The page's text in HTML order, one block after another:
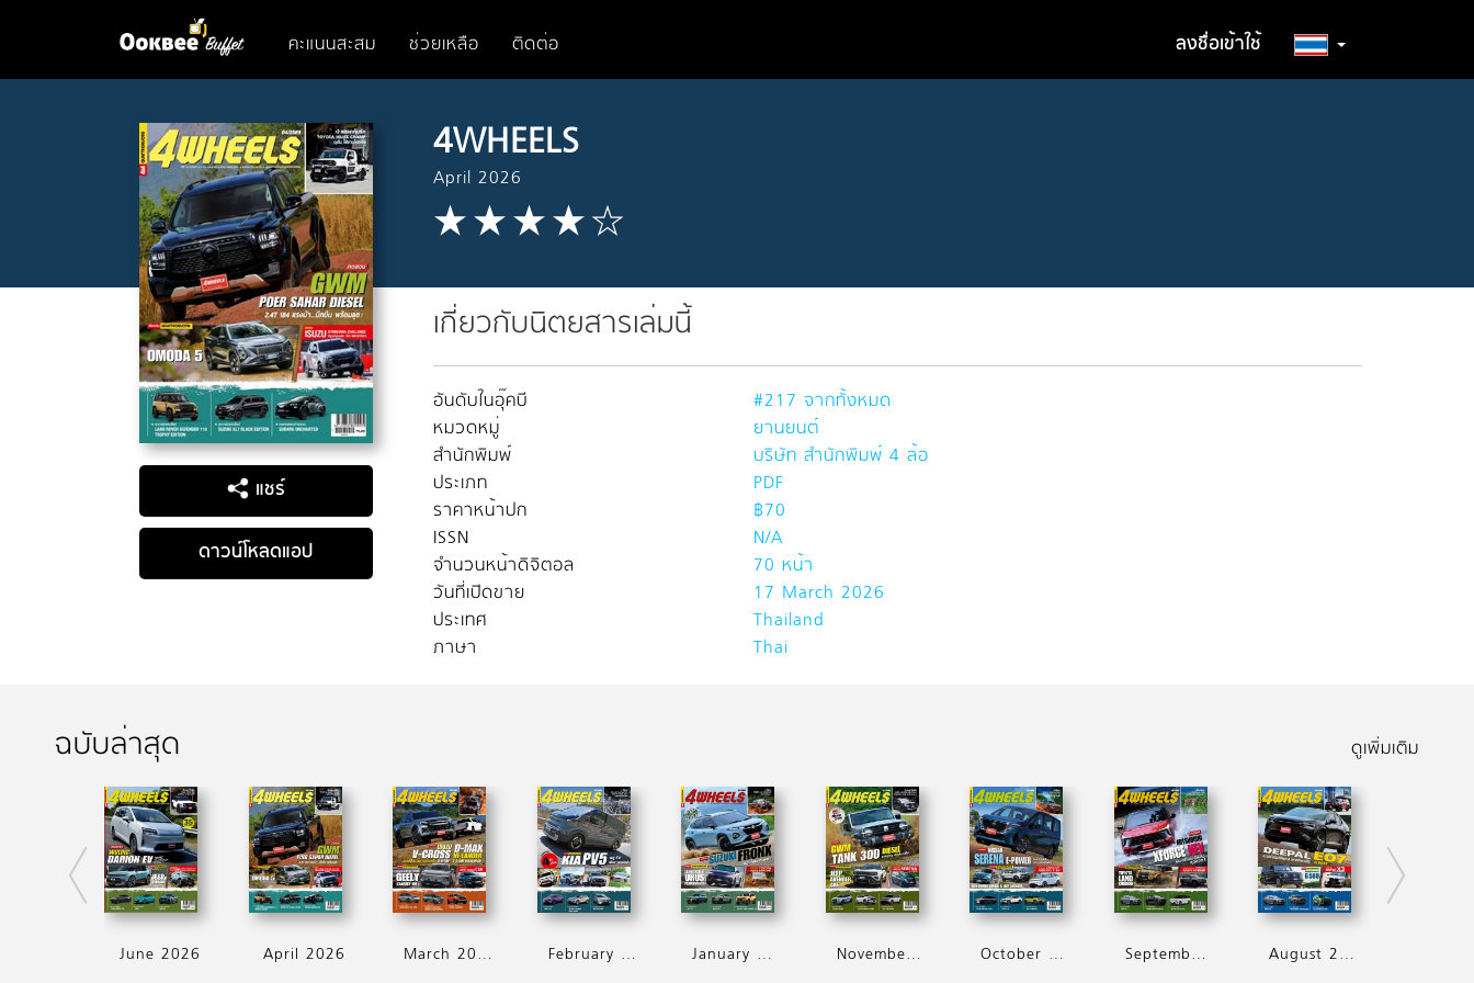
คะแนนสะสม ช่วยเหลือ ติดต่อ ลงชื่อเข้าใช้
แชร์
ดาวน์โหลดแอป
4WHEELS
April 2026
เกี่ยวกับนิตยสารเล่มนี้
อันดับในอุ๊คบี
#217 จากทั้งหมด
หมวดหมู่
ยานยนต์
สำนักพิมพ์
บริษัท สำนักพิมพ์ 4 ล้อ
ประเภท
PDF
ราคาหน้าปก
฿70
ISSN
N/A
จำนวนหน้าดิจิตอล
70 หน้า
วันที่เปิดขาย
17 March 2026
ประเทศ
Thailand
ภาษา
Thai
ฉบับล่าสุด ดูเพิ่มเติม
June 2026 April 2026 March 2026 February 2026 January 2025 November 2025 October 2025 September 2025 August 2025